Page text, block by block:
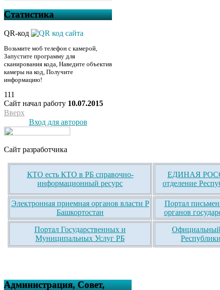
Статистика
QR-код
Возьмите моб телефон с камерой,
Запустите программу для
сканирования кода, Наведите объектив
камеры на код, Получите
информацию!
111
Сайт начал работу 10.07.2015
Вверх
Вход для авторов
Сайт разработчика
КТО есть КТО в РБ справочно-
информационный ресурс
ЕДИНАЯ
отделение
Электронная приемная органов власти Р
Башкортостан
Портал
органов
Портал Государственных и
Муниципальных Услуг РБ
Официальный
Администрация, Совет,